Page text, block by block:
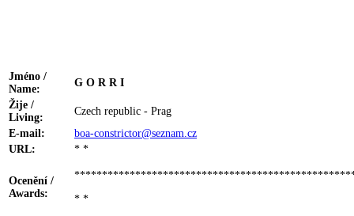
Jméno /
Name:
G O R R I
Žije /
Living:
Czech republic - Prag
E-mail:
boa-constrictor@seznam.cz
URL:
* *
Ocenění /
Awards:
* *